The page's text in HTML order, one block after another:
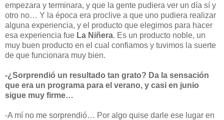
empezara y terminara, y que la gente pudiera ver un día sí y
otro no… Y la época era proclive a que uno pudiera realizar
alguna experiencia, y el producto que elegimos para hacer
esa experiencia fue La Niñera. Es un producto noble, un
muy buen producto en el cual confiamos y tuvimos la suerte
de que funcionara muy bien.
-¿Sorprendió un resultado tan grato? Da la sensación
que era un programa para el verano, y casi en junio
sigue muy firme…
-A mí no me sorprendió… Por algo quise darle ese lugar en